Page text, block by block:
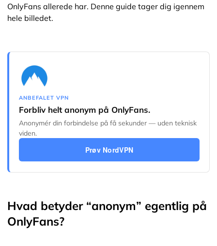
OnlyFans allerede har. Denne guide tager dig igennem
hele billedet.
ANBEFALET VPN
Forbliv helt anonym på OnlyFans.
Anonymér din forbindelse på få sekunder — uden teknisk
viden.
Prøv NordVPN
Hvad betyder “anonym” egentlig på
OnlyFans?